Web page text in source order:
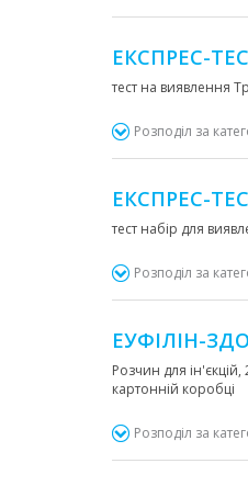
ЕКСПРЕС-
тест на виявлення
Розподіл за
ЕКСПРЕС-
тест набір для
Розподіл за
ЕУФІЛІН-
Розчин для
картонній коробці
Розподіл за